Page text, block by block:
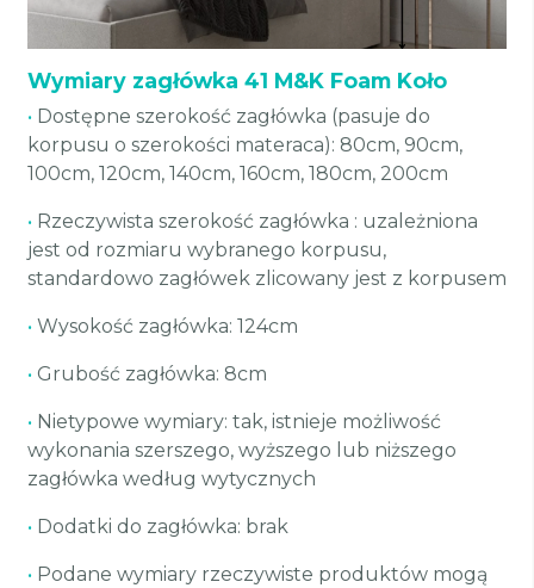
Wymiary zagłówka 41 M&K Foam Koło
• Dostępne szerokość zagłówka (pasuje do
korpusu o szerokości materaca): 80cm, 90cm,
100cm, 120cm, 140cm, 160cm, 180cm, 200cm
• Rzeczywista szerokość zagłówka : uzależniona
jest od rozmiaru wybranego korpusu,
standardowo zagłówek zlicowany jest z korpusem
• Wysokość zagłówka: 124cm
• Grubość zagłówka: 8cm
• Nietypowe wymiary: tak, istnieje możliwość
wykonania szerszego, wyższego lub niższego
zagłówka według wytycznych
• Dodatki do zagłówka: brak
• Podane wymiary rzeczywiste produktów mogą